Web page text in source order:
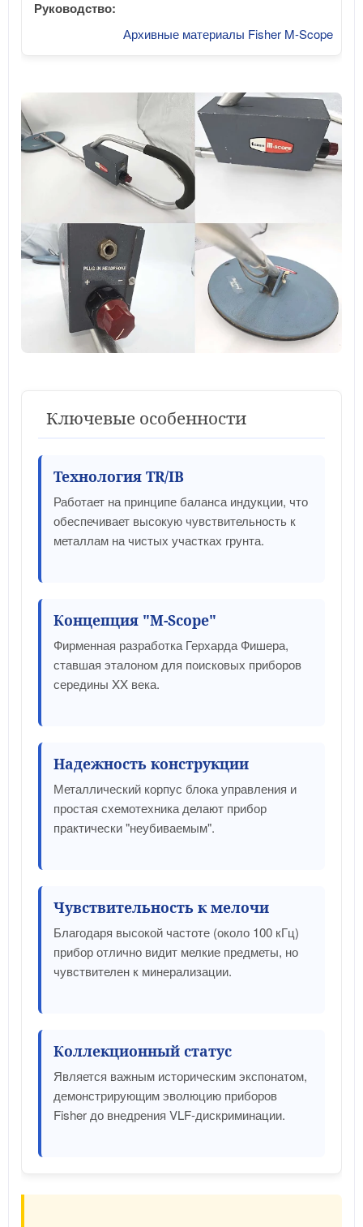
Руководство:
Архивные материалы Fisher M-Scope
Ключевые особенности
Технология TR/IB
Работает на принципе баланса индукции, что
обеспечивает высокую чувствительность к
металлам на чистых участках грунта.
Концепция "M-Scope"
Фирменная разработка Герхарда Фишера,
ставшая эталоном для поисковых приборов
середины XX века.
Надежность конструкции
Металлический корпус блока управления и
простая схемотехника делают прибор
практически "неубиваемым".
Чувствительность к мелочи
Благодаря высокой частоте (около 100 кГц)
прибор отлично видит мелкие предметы, но
чувствителен к минерализации.
Коллекционный статус
Является важным историческим экспонатом,
демонстрирующим эволюцию приборов
Fisher до внедрения VLF-дискриминации.